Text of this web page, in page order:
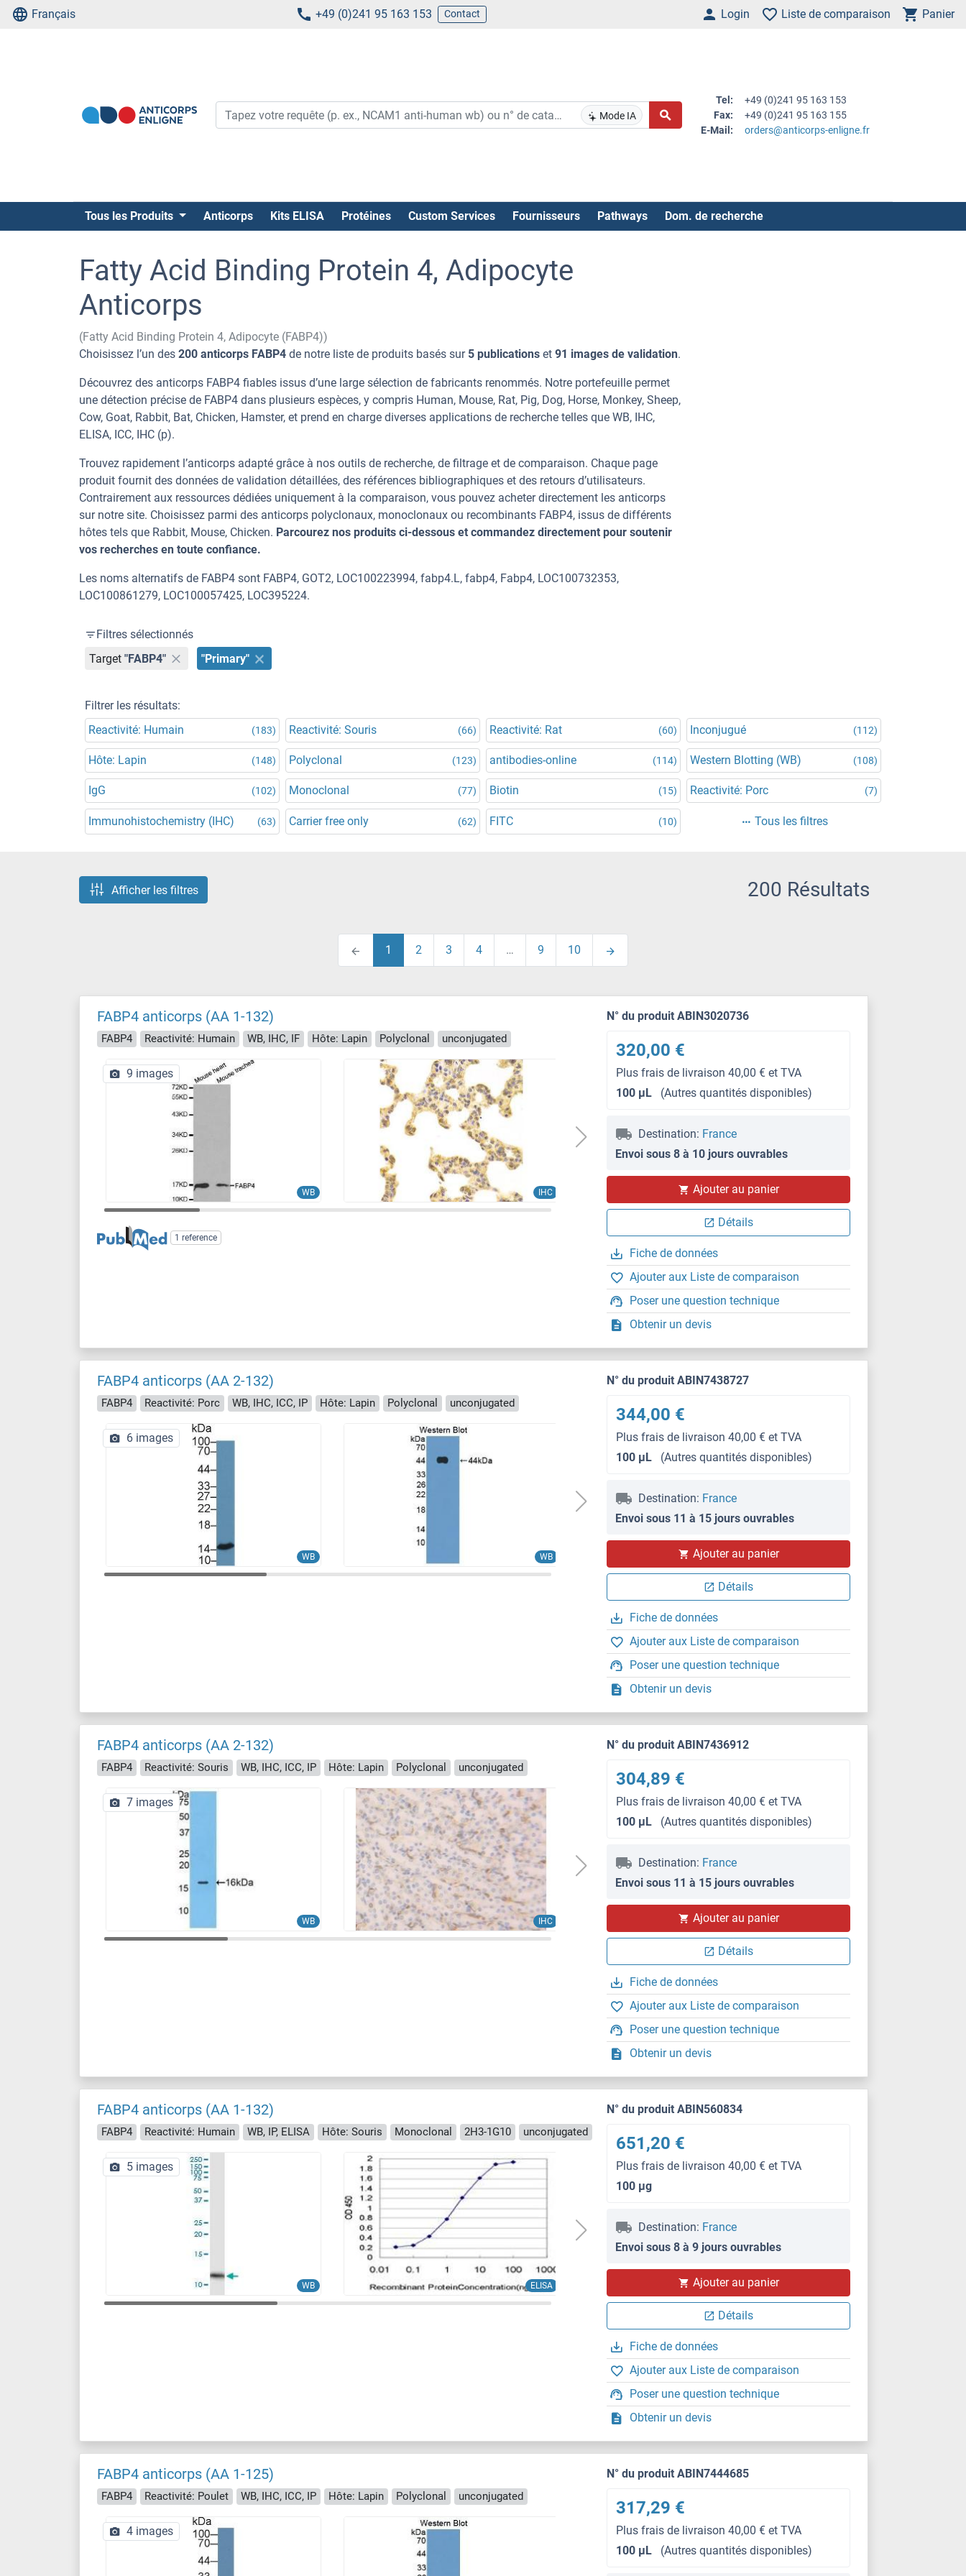
Français +49 (0)241 95 163 153 Contact Login Liste de comparaison Panier
Mode IA
Tel:
+49 (0)241 95 163 153
Fax:
+49 (0)241 95 163 155
E-Mail:
orders@anticorps-enligne.fr
Tous les Produits Anticorps Kits ELISA Protéines Custom Services Fournisseurs Pathways Dom. de recherche
Fatty Acid Binding Protein 4, Adipocyte
Anticorps
(Fatty Acid Binding Protein 4, Adipocyte (FABP4))
Choisissez l’un des 200 anticorps FABP4 de notre liste de produits basés sur 5 publications et 91 images de validation.
Découvrez des anticorps FABP4 fiables issus d’une large sélection de fabricants renommés. Notre portefeuille permet
une détection précise de FABP4 dans plusieurs espèces, y compris Human, Mouse, Rat, Pig, Dog, Horse, Monkey, Sheep,
Cow, Goat, Rabbit, Bat, Chicken, Hamster, et prend en charge diverses applications de recherche telles que WB, IHC,
ELISA, ICC, IHC (p).
Trouvez rapidement l’anticorps adapté grâce à nos outils de recherche, de filtrage et de comparaison. Chaque page
produit fournit des données de validation détaillées, des références bibliographiques et des retours d’utilisateurs.
Contrairement aux ressources dédiées uniquement à la comparaison, vous pouvez acheter directement les anticorps
sur notre site. Choisissez parmi des anticorps polyclonaux, monoclonaux ou recombinants FABP4, issus de différents
hôtes tels que Rabbit, Mouse, Chicken. Parcourez nos produits ci-dessous et commandez directement pour soutenir
vos recherches en toute confiance.
Les noms alternatifs de FABP4 sont FABP4, GOT2, LOC100223994, fabp4.L, fabp4, Fabp4, LOC100732353,
LOC100861279, LOC100057425, LOC395224.
Filtres sélectionnés
Target "FABP4" "Primary"
Filtrer les résultats:
Reactivité: Humain
(183) Reactivité: Souris (66) Reactivité: Rat (60) Inconjugué (112)
Hôte: Lapin (148) Polyclonal (123) antibodies-online (114) Western Blotting (WB) (108)
IgG (102) Monoclonal (77) Biotin (15) Reactivité: Porc (7)
Immunohistochemistry (IHC) (63) Carrier free only (62) FITC (10) Tous les filtres
Afficher les filtres 200 Résultats
1 2 3 4 … 9 10
FABP4 anticorps (AA 1-132)
FABP4 Reactivité: Humain WB, IHC, IF Hôte: Lapin Polyclonal unconjugated
WB IHC
9 images
1 reference
N° du produit ABIN3020736
320,00 €
Plus frais de livraison 40,00 € et TVA
100 μL
(Autres quantités disponibles)
Destination: France
Envoi sous 8 à 10 jours ouvrables
Ajouter au panier
Détails
Fiche de données
Ajouter aux Liste de comparaison
Poser une question technique
Obtenir un devis
FABP4 anticorps (AA 2-132)
FABP4 Reactivité: Porc WB, IHC, ICC, IP Hôte: Lapin Polyclonal unconjugated
WB WB
6 images
N° du produit ABIN7438727
344,00 €
Plus frais de livraison 40,00 € et TVA
100 μL
(Autres quantités disponibles)
Destination: France
Envoi sous 11 à 15 jours ouvrables
Ajouter au panier
Détails
Fiche de données
Ajouter aux Liste de comparaison
Poser une question technique
Obtenir un devis
FABP4 anticorps (AA 2-132)
FABP4 Reactivité: Souris WB, IHC, ICC, IP Hôte: Lapin Polyclonal unconjugated
WB IHC
IHC
7 images
N° du produit ABIN7436912
304,89 €
Plus frais de livraison 40,00 € et TVA
100 μL
(Autres quantités disponibles)
Destination: France
Envoi sous 11 à 15 jours ouvrables
Ajouter au panier
Détails
Fiche de données
Ajouter aux Liste de comparaison
Poser une question technique
Obtenir un devis
FABP4 anticorps (AA 1-132)
FABP4 Reactivité: Humain WB, IP, ELISA Hôte: Souris Monoclonal 2H3-1G10 unconjugated
WB ELISA
5 images
N° du produit ABIN560834
651,20 €
Plus frais de livraison 40,00 € et TVA
100 μg
Destination: France
Envoi sous 8 à 9 jours ouvrables
Ajouter au panier
Détails
Fiche de données
Ajouter aux Liste de comparaison
Poser une question technique
Obtenir un devis
FABP4 anticorps (AA 1-125)
FABP4 Reactivité: Poulet WB, IHC, ICC, IP Hôte: Lapin Polyclonal unconjugated
4 images
N° du produit ABIN7444685
317,29 €
Plus frais de livraison 40,00 € et TVA
100 μL
(Autres quantités disponibles)